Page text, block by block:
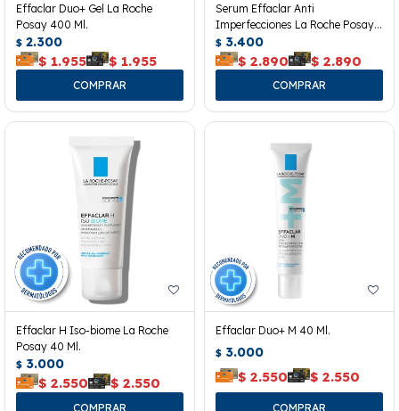
Effaclar Duo+ Gel La Roche
Posay 400 Ml.
$ 2.300
$ 1.955 $ 1.955
Serum Effaclar Anti
Imperfecciones La Roche Posay
30 Ml.
$ 3.400
$ 2.890 $ 2.890
Effaclar H Iso-biome La Roche
Posay 40 Ml.
$ 3.000
$ 2.550 $ 2.550
Effaclar Duo+ M 40 Ml.
$ 3.000
$ 2.550 $ 2.550